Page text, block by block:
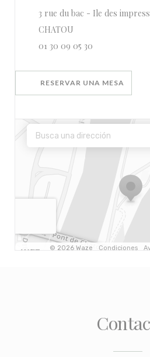
3 rue du bac - Ile des
CHATOU
01 30 09 05 30
RESERVAR UNA MESA